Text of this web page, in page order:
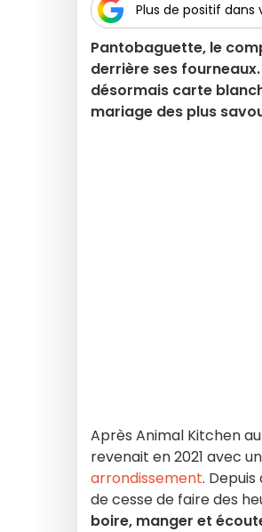
Plus de positif dans
Pantobaguette, le
derrière ses
désormais carte
mariage des plus
Après Animal Kitchen au
revenait en 2021 avec
arrondissement.
de cesse de faire des
boire, manger et